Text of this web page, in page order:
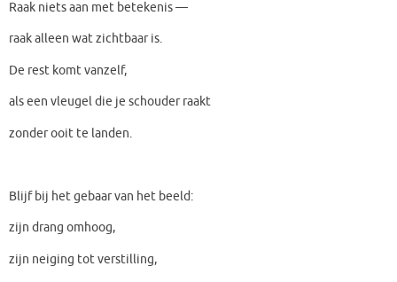
Raak niets aan met betekenis —
raak alleen wat zichtbaar is.
De rest komt vanzelf,
als een vleugel die je schouder raakt
zonder ooit te landen.
Blijf bij het gebaar van het beeld:
zijn drang omhoog,
zijn neiging tot verstilling,